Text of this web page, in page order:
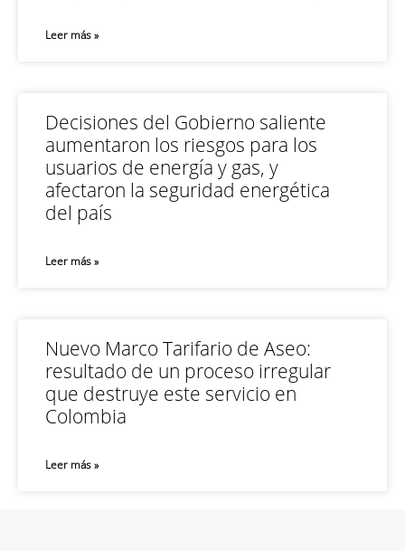
Leer más »
Decisiones del Gobierno saliente
aumentaron los riesgos para los
usuarios de energía y gas, y
afectaron la seguridad energética
del país
Leer más »
Nuevo Marco Tarifario de Aseo:
resultado de un proceso irregular
que destruye este servicio en
Colombia
Leer más »